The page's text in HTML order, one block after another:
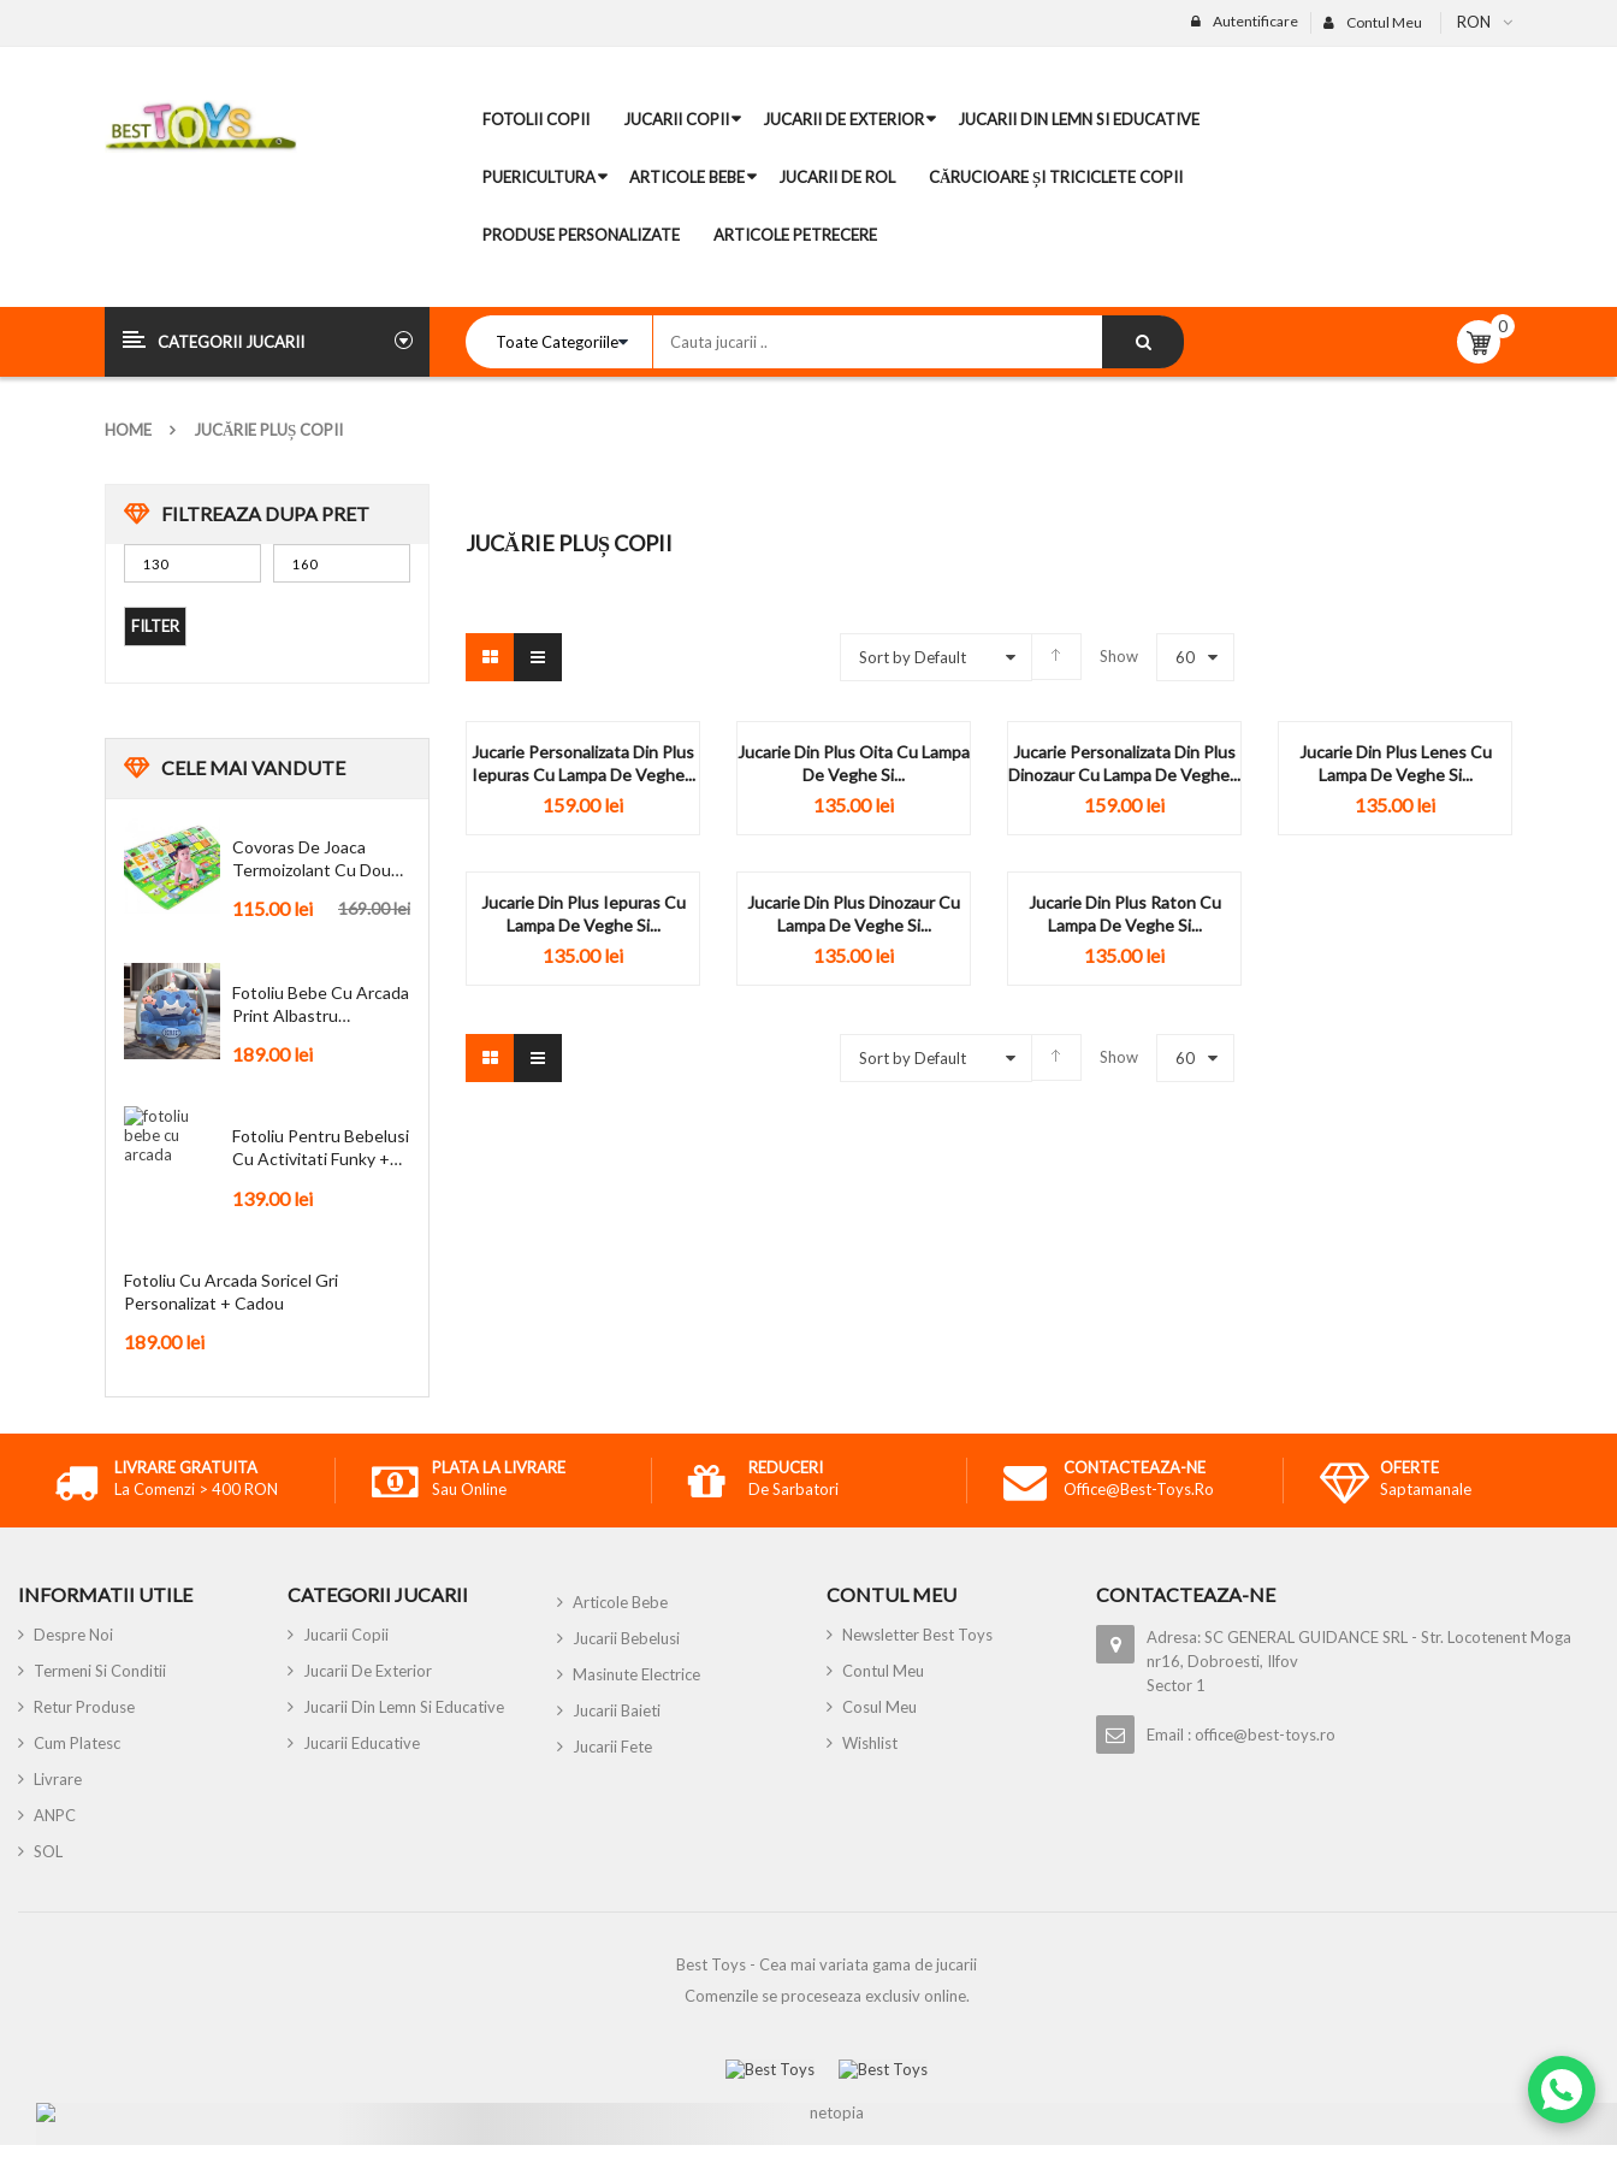
RON
Contul Meu
Autentificare
FOTOLII COPII JUCARII COPII JUCARII DE EXTERIOR JUCARII DIN LEMN SI EDUCATIVE
PUERICULTURA ARTICOLE BEBE JUCARII DE ROL CĂRUCIOARE ȘI TRICICLETE COPII
PRODUSE PERSONALIZATE ARTICOLE PETRECERE
CATEGORII JUCARII
0
HOME JUCĂRIE PLUȘ COPII
FILTREAZA DUPA PRET
FILTER
CELEMAI VANDUTE
Covoras De Joaca
Termoizolant Cu Doua
169.00lei
115.00lei
Fotoliu Bebe Cu Arcada
Print Albastru
189.00lei
Fotoliu Pentru Bebelusi
Cu Activitati Funky +
139.00lei
Fotoliu Cu Arcada Soricel Gri
Personalizat + Cadou
189.00lei
JUCĂRIE PLUȘ COPII
Sort by Default Show 60
Jucarie Personalizata Din Plus
Iepuras Cu Lampa De Veghe...
159.00lei
Jucarie Din Plus Oita Cu Lampa
De Veghe Si...
135.00lei
Jucarie Personalizata Din Plus
Dinozaur Cu Lampa De Veghe...
159.00lei
Jucarie Din Plus Lenes Cu
Lampa De Veghe Si...
135.00lei
Jucarie Din Plus Iepuras Cu
Lampa De Veghe Si...
135.00lei
Jucarie Din Plus Dinozaur Cu
Lampa De Veghe Si...
135.00lei
Jucarie Din Plus Raton Cu
Lampa De Veghe Si...
135.00lei
Sort by Default Show 60
LIVRARE GRATUITA
La Comenzi > 400 RON
PLATA LA LIVRARE
Sau Online
REDUCERI
De Sarbatori
CONTACTEAZA-NE
Office@best-Toys.ro
OFERTE
Saptamanale
INFORMATII UTILE
Despre Noi
Termeni Si Conditii
Retur Produse
Cum Platesc
Livrare
ANPC
SOL
CATEGORII JUCARII
Jucarii Copii
Jucarii De Exterior
Jucarii Din Lemn Si Educative
Jucarii Educative
Articole Bebe
Jucarii Bebelusi
Masinute Electrice
Jucarii Baieti
Jucarii Fete
CONTUL MEU
Newsletter Best Toys
Contul Meu
Cosul Meu
Wishlist
CONTACTEAZA-NE
Adresa: SC GENERAL GUIDANCE SRL - Str. Locotenent Moga
nr16, Dobroesti, Ilfov
Sector 1
Email : office@best-toys.ro
Best Toys - Cea mai variata gama de jucarii
Comenzile se proceseaza exclusiv online.